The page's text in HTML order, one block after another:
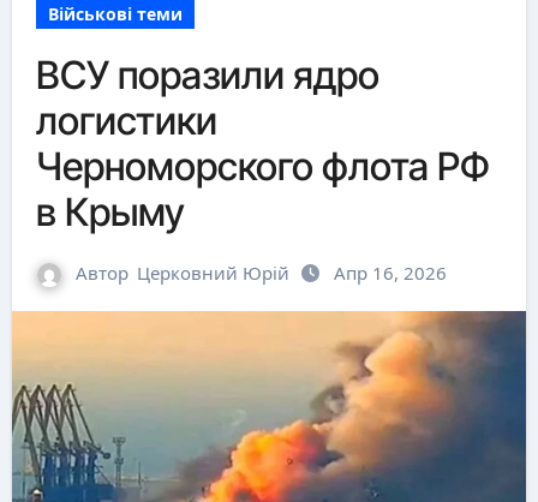
Військові теми
ВСУ поразили ядро
логистики
Черноморского флота РФ
в Крыму
Автор Церковний Юрій Апр 16, 2026